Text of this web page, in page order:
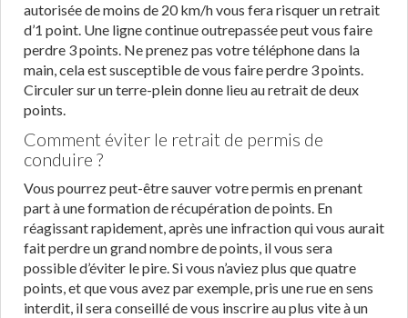
autorisée de moins de 20 km/h vous fera risquer un retrait
d’1 point. Une ligne continue outrepassée peut vous faire
perdre 3 points. Ne prenez pas votre téléphone dans la
main, cela est susceptible de vous faire perdre 3 points.
Circuler sur un terre-plein donne lieu au retrait de deux
points.
Comment éviter le retrait de permis de
conduire ?
Vous pourrez peut-être sauver votre permis en prenant
part à une formation de récupération de points. En
réagissant rapidement, après une infraction qui vous aurait
fait perdre un grand nombre de points, il vous sera
possible d’éviter le pire. Si vous n’aviez plus que quatre
points, et que vous avez par exemple, pris une rue en sens
interdit, il sera conseillé de vous inscrire au plus vite à un